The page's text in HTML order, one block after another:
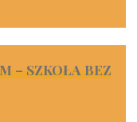
– SZKOŁA BEZ